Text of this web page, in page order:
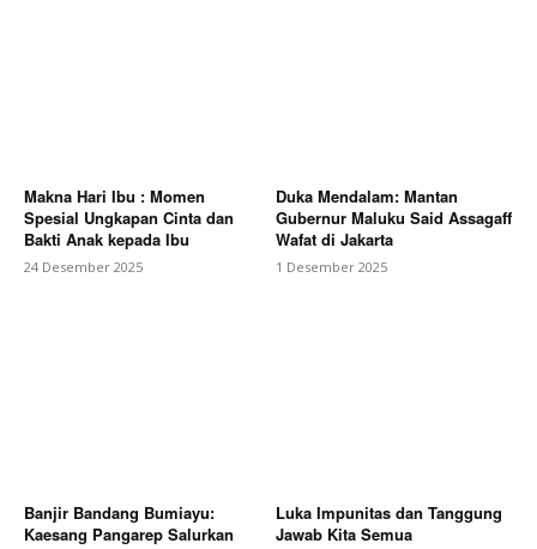
Makna Hari Ibu : Momen
Spesial Ungkapan Cinta dan
Bakti Anak kepada Ibu
24 Desember 2025
Duka Mendalam: Mantan
Gubernur Maluku Said Assagaff
Wafat di Jakarta
1 Desember 2025
Banjir Bandang Bumiayu:
Kaesang Pangarep Salurkan
Luka Impunitas dan Tanggung
Jawab Kita Semua